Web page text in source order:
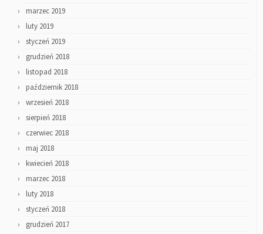
marzec 2019
luty 2019
styczeń 2019
grudzień 2018
listopad 2018
październik 2018
wrzesień 2018
sierpień 2018
czerwiec 2018
maj 2018
kwiecień 2018
marzec 2018
luty 2018
styczeń 2018
grudzień 2017